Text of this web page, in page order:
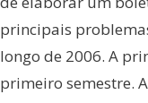
principais
longo de 2006. A
primeiro semestre.